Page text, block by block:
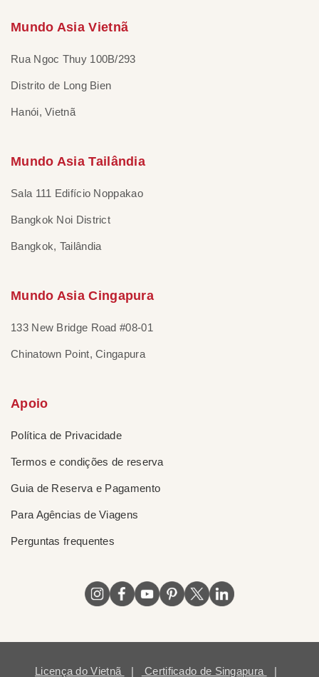
Mundo Asia Vietnã
Rua Ngoc Thuy 100B/293
Distrito de Long Bien
Hanói, Vietnã
Mundo Asia Tailândia
Sala 111 Edifício Noppakao
Bangkok Noi District
Bangkok, Tailândia
Mundo Asia Cingapura
133 New Bridge Road #08-01
Chinatown Point, Cingapura
Apoio
Política de Privacidade
Termos e condições de reserva
Guia de Reserva e Pagamento
Para Agências de Viagens
Perguntas frequentes
Licença do Vietnã | Certificado de Singapura |